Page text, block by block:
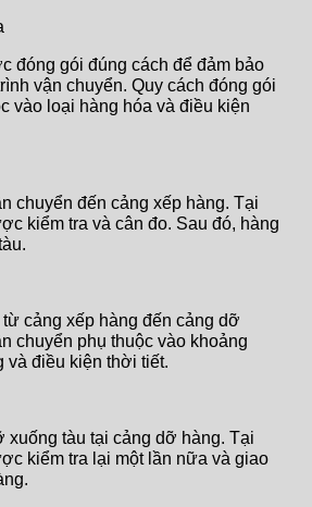
đóng gói đúng cách để đảm bảo
vận chuyển. Quy cách đóng gói
vào loại hàng hóa và điều kiện
chuyển đến cảng xếp hàng. Tại
kiểm tra và cân đo. Sau đó, hàng
cảng xếp hàng đến cảng dỡ
chuyển phụ thuộc vào khoảng
và điều kiện thời tiết.
xuống tàu tại cảng dỡ hàng. Tại
kiểm tra lại một lần nữa và giao